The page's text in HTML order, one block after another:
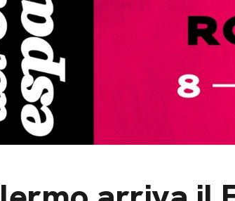
Videomagazine e blog